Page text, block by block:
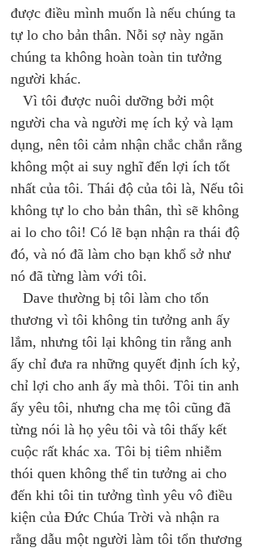
được điều mình muốn là nếu chúng ta
tự lo cho bản thân. Nỗi sợ này ngăn
chúng ta không hoàn toàn tin tưởng
người khác.
Vì tôi được nuôi dưỡng bởi một
người cha và người mẹ ích kỷ và lạm
dụng, nên tôi cảm nhận chắc chắn rằng
không một ai suy nghĩ đến lợi ích tốt
nhất của tôi. Thái độ của tôi là, Nếu tôi
không tự lo cho bản thân, thì sẽ không
ai lo cho tôi! Có lẽ bạn nhận ra thái độ
đó, và nó đã làm cho bạn khổ sở như
nó đã từng làm với tôi.
Dave thường bị tôi làm cho tổn
thương vì tôi không tin tưởng anh ấy
lắm, nhưng tôi lại không tin rằng anh
ấy chỉ đưa ra những quyết định ích kỷ,
chỉ lợi cho anh ấy mà thôi. Tôi tin anh
ấy yêu tôi, nhưng cha mẹ tôi cũng đã
từng nói là họ yêu tôi và tôi thấy kết
cuộc rất khác xa. Tôi bị tiêm nhiễm
thói quen không thể tin tưởng ai cho
đến khi tôi tin tưởng tình yêu vô điều
kiện của Đức Chúa Trời và nhận ra
rằng dẫu một người làm tôi tổn thương